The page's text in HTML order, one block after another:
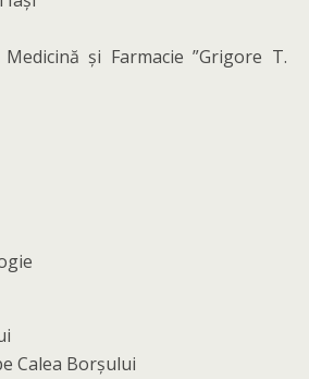
și Farmacie ”Grigore T.
Calea Borșului